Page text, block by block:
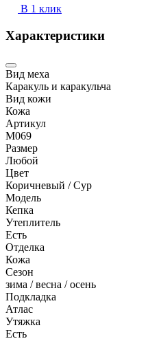
В 1 клик
Характеристики
Вид меха
Каракуль и каракульча
Вид кожи
Кожа
Артикул
M069
Размер
Любой
Цвет
Коричневый / Сур
Модель
Кепка
Утеплитель
Есть
Отделка
Кожа
Сезон
зима / весна / осень
Подкладка
Атлас
Утяжка
Есть